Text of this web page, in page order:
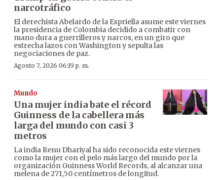
narcotráfico
El derechista Abelardo de la Espriella asume este viernes
la presidencia de Colombia decidido a combatir con
mano dura a guerrilleros y narcos, en un giro que
estrecha lazos con Washington y sepulta las
negociaciones de paz.
Agosto 7, 2026 06:19 p. m.
Mundo
Una mujer india bate el récord
Guinness de la cabellera más
larga del mundo con casi 3
metros
La india Renu Dhariyal ha sido reconocida este viernes
como la mujer con el pelo más largo del mundo por la
organización Guinness World Records, al alcanzar una
melena de 271,50 centímetros de longitud.